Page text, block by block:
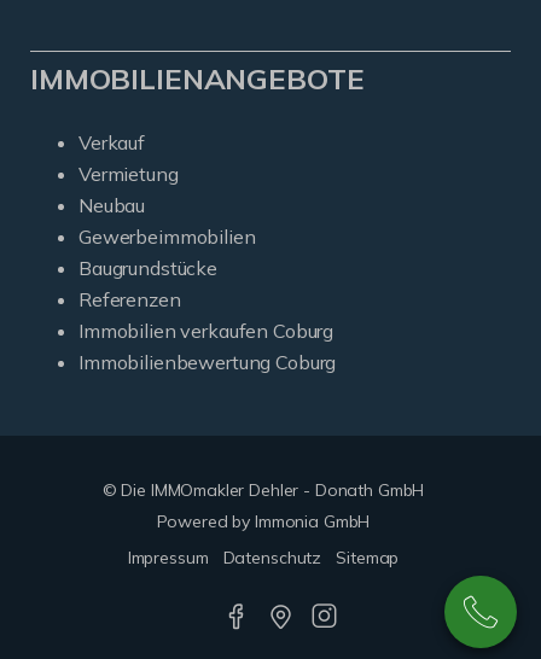
IMMOBILIENANGEBOTE
Verkauf
Vermietung
Neubau
Gewerbeimmobilien
Baugrundstücke
Referenzen
Immobilien verkaufen Coburg
Immobilienbewertung Coburg
© Die IMMOmakler Dehler - Donath GmbH
Powered by Immonia GmbH
Impressum
Datenschutz Sitemap